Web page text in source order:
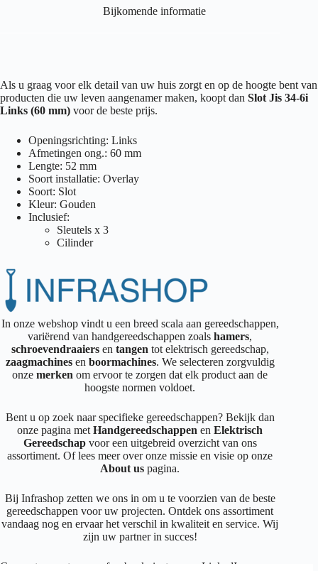
Bijkomende informatie
Als u graag voor elk detail van uw huis zorgt en op de hoogte bent van
producten die uw leven aangenamer maken, koopt dan Slot Jis 34-6i
Links (60 mm) voor de beste prijs.
Openingsrichting: Links
Afmetingen ong.: 60 mm
Lengte: 52 mm
Soort installatie: Overlay
Soort: Slot
Kleur: Gouden
Inclusief:
Sleutels x 3
Cilinder
In onze webshop vindt u een breed scala aan gereedschappen,
variërend van handgereedschappen zoalshamers,
schroevendraaiersen tangen tot elektrisch gereedschap,
zaagmachines en boormachines. We selecteren zorgvuldig
onzemerkenom ervoor te zorgen dat elk product aan de
hoogste normen voldoet.
Bent u op zoek naar specifieke gereedschappen? Bekijk dan
onze pagina metHandgereedschappen enElektrisch
Gereedschapvoor een uitgebreid overzicht van ons
assortiment. Of lees meer over onze missie en visie op onze
About us pagina.
Bij Infrashop zetten we ons in om u te voorzien van de beste
gereedschappen voor uw projecten. Ontdek ons assortiment
vandaag nog en ervaar het verschil in kwaliteit en service. Wij
zijn uw partner in succes!
Connecteer met ons op facebook instagram LinkedIn